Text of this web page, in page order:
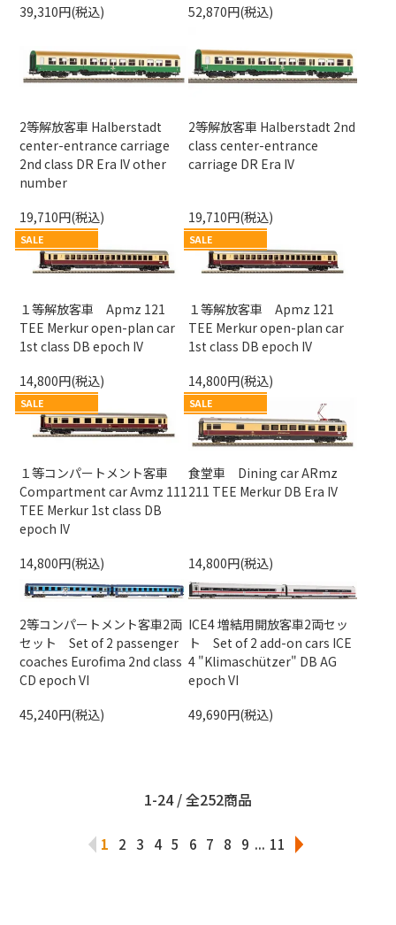
39,310円(税込) 52,870円(税込)
2等解放客車 Halberstadt
center-entrance carriage
2nd class DR Era IV other
number
19,710円(税込)
2等解放客車 Halberstadt 2nd
class center-entrance
carriage DR Era IV
19,710円(税込)
SALE
１等解放客車 Apmz 121
TEE Merkur open-plan car
1st class DB epoch IV
14,800円(税込)
SALE
１等解放客車 Apmz 121
TEE Merkur open-plan car
1st class DB epoch IV
14,800円(税込)
SALE
１等コンパートメント客車
Compartment car Avmz 111
TEE Merkur 1st class DB
epoch IV
14,800円(税込)
SALE
食堂車 Dining car ARmz
211 TEE Merkur DB Era IV
14,800円(税込)
2等コンパートメント客車2両
セット Set of 2 passenger
coaches Eurofima 2nd class
CD epoch VI
45,240円(税込)
ICE4 増結用開放客車2両セッ
ト Set of 2 add-on cars ICE
4 "Klimaschützer" DB AG
epoch VI
49,690円(税込)
1-24 / 全252商品
1 2 3 4 5 6 7 8 9 ... 11